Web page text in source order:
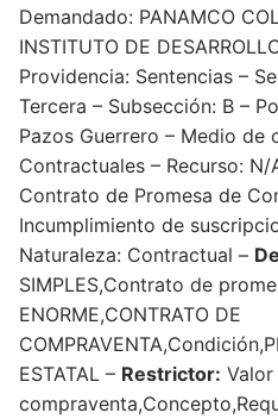
Demandado: PANAMCO
INSTITUTO DE
Providencia: Sentencias –
Tercera – Subsección: B –
Pazos Guerrero – Medio de
Contractuales – Recurso:
Contrato de Promesa de
Incumplimiento de
Naturaleza: Contractual –
SIMPLES,Contrato de
ENORME,CONTRATO DE
ESTATAL – Restrictor: